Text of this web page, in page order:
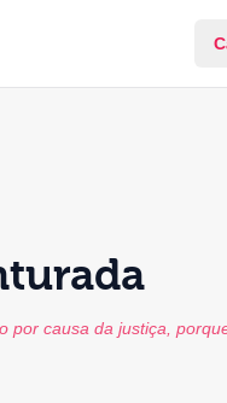
por causa da justiça,